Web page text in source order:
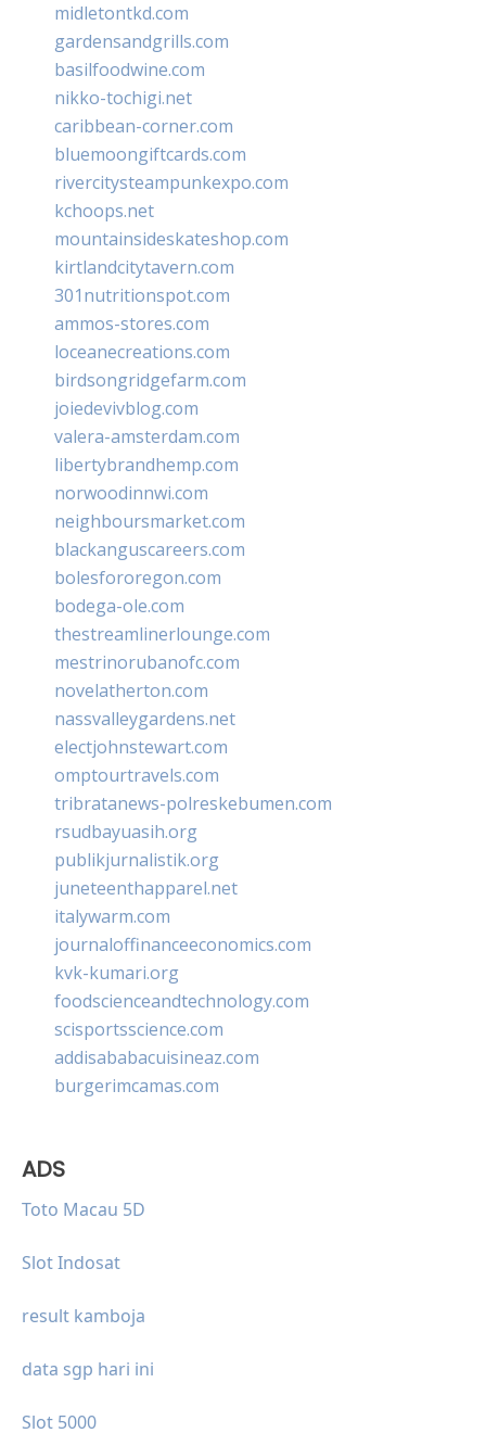
midletontkd.com
gardensandgrills.com
basilfoodwine.com
nikko-tochigi.net
caribbean-corner.com
bluemoongiftcards.com
rivercitysteampunkexpo.com
kchoops.net
mountainsideskateshop.com
kirtlandcitytavern.com
301nutritionspot.com
ammos-stores.com
loceanecreations.com
birdsongridgefarm.com
joiedevivblog.com
valera-amsterdam.com
libertybrandhemp.com
norwoodinnwi.com
neighboursmarket.com
blackanguscareers.com
bolesfororegon.com
bodega-ole.com
thestreamlinerlounge.com
mestrinorubanofc.com
novelatherton.com
nassvalleygardens.net
electjohnstewart.com
omptourtravels.com
tribratanews-polreskebumen.com
rsudbayuasih.org
publikjurnalistik.org
juneteenthapparel.net
italywarm.com
journaloffinanceeconomics.com
kvk-kumari.org
foodscienceandtechnology.com
scisportsscience.com
addisababacuisineaz.com
burgerimcamas.com
ADS
Toto Macau 5D
Slot Indosat
result kamboja
data sgp hari ini
Slot 5000